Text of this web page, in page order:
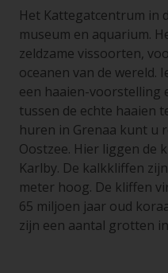
Het Kattegatcentrum in
museum en aquarium.
zeldzame vissoorten,
oceanen van de wereld.
een haaien-voorstelling
tussen de echte haaien
huren in Grenaa kunt u
Oostzee. Hier liggen de
Karlby. De kalkkliffen
meter hoog. De kliffen
65 miljoen jaar oud
zijn een aantal grotten